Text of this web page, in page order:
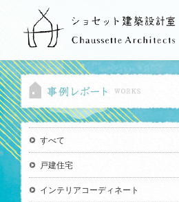
すべて
戸建住宅
インテリアコーディネート